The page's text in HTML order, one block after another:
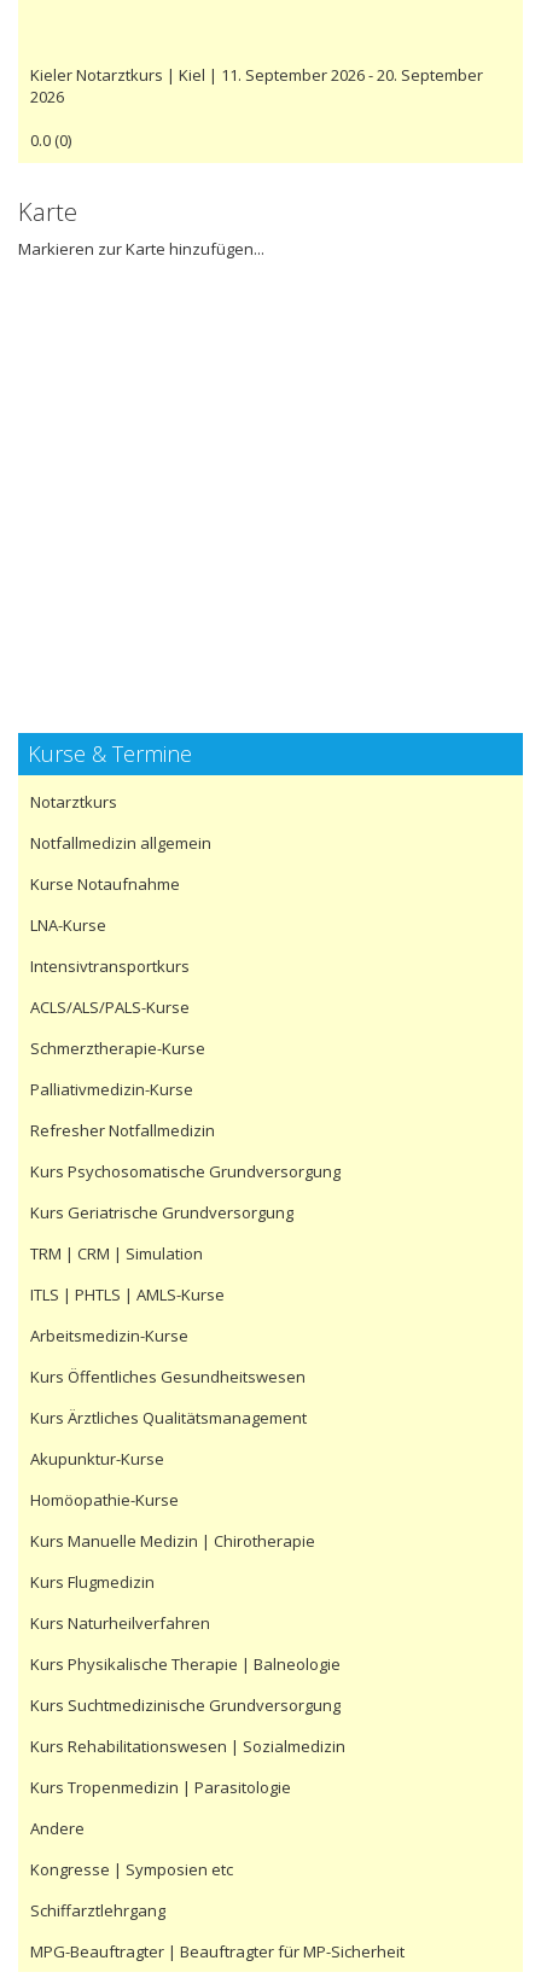
Kieler Notarztkurs | Kiel | 11. September 2026 - 20. September
2026
0.0(0)
Karte
Markieren zur Karte hinzufügen...
Kurse & Termine
Notarztkurs
Notfallmedizin allgemein
Kurse Notaufnahme
LNA-Kurse
Intensivtransportkurs
ACLS/ALS/PALS-Kurse
Schmerztherapie-Kurse
Palliativmedizin-Kurse
Refresher Notfallmedizin
Kurs Psychosomatische Grundversorgung
Kurs Geriatrische Grundversorgung
TRM | CRM | Simulation
ITLS | PHTLS | AMLS-Kurse
Arbeitsmedizin-Kurse
Kurs Öffentliches Gesundheitswesen
Kurs Ärztliches Qualitätsmanagement
Akupunktur-Kurse
Homöopathie-Kurse
Kurs Manuelle Medizin | Chirotherapie
Kurs Flugmedizin
Kurs Naturheilverfahren
Kurs Physikalische Therapie | Balneologie
Kurs Suchtmedizinische Grundversorgung
Kurs Rehabilitationswesen | Sozialmedizin
Kurs Tropenmedizin | Parasitologie
Andere
Kongresse | Symposien etc
Schiffarztlehrgang
MPG-Beauftragter | Beauftragter für MP-Sicherheit